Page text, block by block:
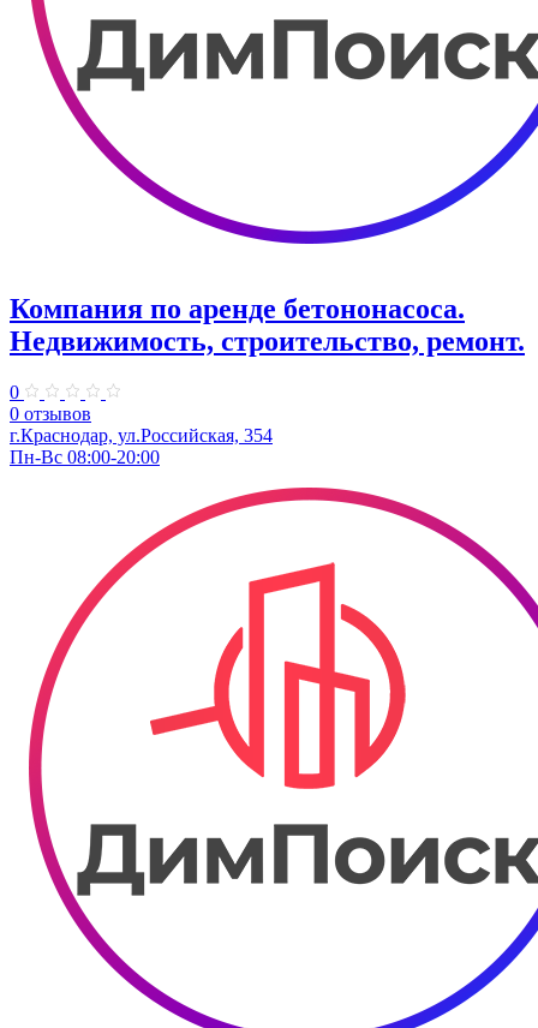
Компания по аренде бетононасоса.
Недвижимость, строительство, ремонт.
0
0 отзывов
г.Краснодар, ул.Российская, 354
Пн-Вс 08:00-20:00